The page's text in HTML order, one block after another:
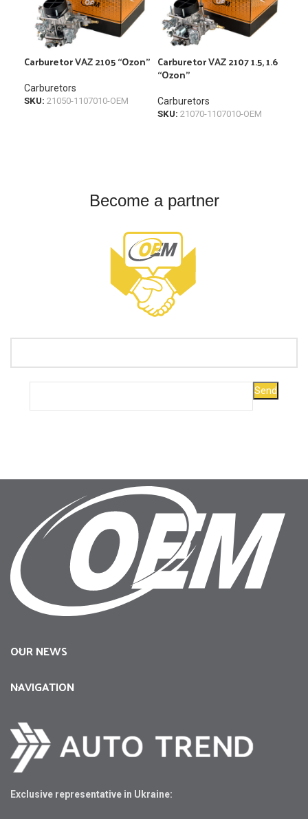
Carburetor VAZ 2105 “Ozon”
Carburetors
SKU: 21050-1107010-OEM
Carburetor VAZ 2107 1.5, 1.6
“Ozon”
Carburetors
SKU: 21070-1107010-OEM
Become a partner
OUR NEWS
NAVIGATION
Exclusive representative in Ukraine: